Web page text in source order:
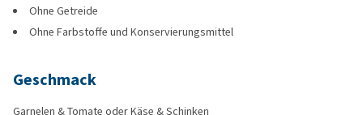
Ohne Getreide
Ohne Farbstoffe und Konservierungsmittel
Geschmack
Garnelen & Tomate oder Käse & Schinken